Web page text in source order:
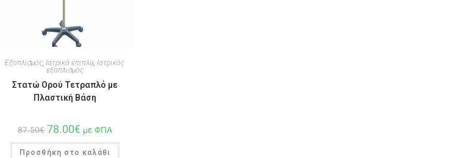
Εξοπλισμός,Ιατρικά έπιπλα,Ιατρικός
εξοπλισμός
Στατώ Ορού Τετραπλό με
Πλαστική Βάση
87.50€ 78.00€ με ΦΠΑ
Προσθήκη στο καλάθι